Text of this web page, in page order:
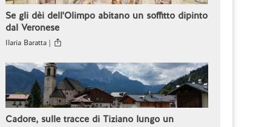
Se gli dèi dell'Olimpo abitano un soffitto dipinto
dal Veronese
Ilaria Baratta |
Cadore, sulle tracce di Tiziano lungo un